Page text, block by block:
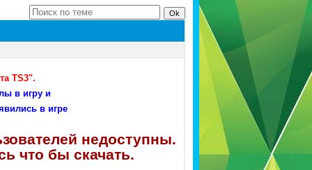
TS3".
в игру и
в игре
недоступны.
что бы скачать.